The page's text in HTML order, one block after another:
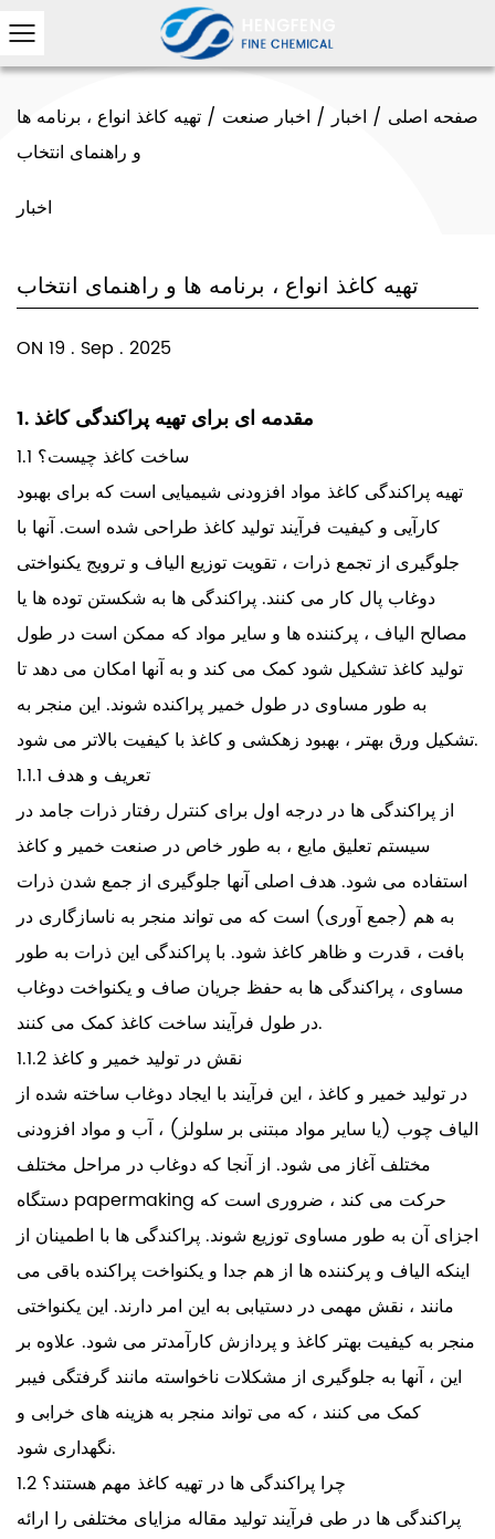
صفحه اصلی / اخبار / اخبار صنعت / تهیه کاغذ انواع ، برنامه ها
و راهنمای انتخاب
اخبار
تهیه کاغذ انواع ، برنامه ها و راهنمای انتخاب
ON 19 . Sep . 2025
1. مقدمه ای برای تهیه پراکندگی کاغذ
1.1 ساخت کاغذ چیست؟
تهیه پراکندگی کاغذ مواد افزودنی شیمیایی است که برای بهبود
کارآیی و کیفیت فرآیند تولید کاغذ طراحی شده است. آنها با
جلوگیری از تجمع ذرات ، تقویت توزیع الیاف و ترویج یکنواختی
دوغاب پال کار می کنند. پراکندگی ها به شکستن توده ها یا
مصالح الیاف ، پرکننده ها و سایر مواد که ممکن است در طول
تولید کاغذ تشکیل شود کمک می کند و به آنها امکان می دهد تا
به طور مساوی در طول خمیر پراکنده شوند. این منجر به
تشکیل ورق بهتر ، بهبود زهکشی و کاغذ با کیفیت بالاتر می شود.
1.1.1 تعریف و هدف
از پراکندگی ها در درجه اول برای کنترل رفتار ذرات جامد در
سیستم تعلیق مایع ، به طور خاص در صنعت خمیر و کاغذ
استفاده می شود. هدف اصلی آنها جلوگیری از جمع شدن ذرات
به هم (جمع آوری) است که می تواند منجر به ناسازگاری در
بافت ، قدرت و ظاهر کاغذ شود. با پراکندگی این ذرات به طور
مساوی ، پراکندگی ها به حفظ جریان صاف و یکنواخت دوغاب
در طول فرآیند ساخت کاغذ کمک می کنند.
1.1.2 نقش در تولید خمیر و کاغذ
در تولید خمیر و کاغذ ، این فرآیند با ایجاد دوغاب ساخته شده از
الیاف چوب (یا سایر مواد مبتنی بر سلولز) ، آب و مواد افزودنی
مختلف آغاز می شود. از آنجا که دوغاب در مراحل مختلف
دستگاه papermaking حرکت می کند ، ضروری است که
اجزای آن به طور مساوی توزیع شوند. پراکندگی ها با اطمینان از
اینکه الیاف و پرکننده ها از هم جدا و یکنواخت پراکنده باقی می
مانند ، نقش مهمی در دستیابی به این امر دارند. این یکنواختی
منجر به کیفیت بهتر کاغذ و پردازش کارآمدتر می شود. علاوه بر
این ، آنها به جلوگیری از مشکلات ناخواسته مانند گرفتگی فیبر
کمک می کنند ، که می تواند منجر به هزینه های خرابی و
نگهداری شود.
1.2 چرا پراکندگی ها در تهیه کاغذ مهم هستند؟
پراکندگی ها در طی فرآیند تولید مقاله مزایای مختلفی را ارائه